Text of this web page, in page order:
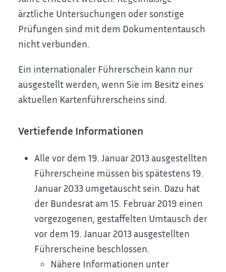
ärztliche Untersuchungen oder sonstige
Prüfungen sind mit dem Dokumententausch
nicht verbunden.
Ein internationaler Führerschein kann nur
ausgestellt werden, wenn Sie im Besitz eines
aktuellen Kartenführerscheins sind.
Vertiefende Informationen
Alle vor dem 19. Januar 2013 ausgestellten
Führerscheine müssen bis spätestens 19.
Januar 2033 umgetauscht sein. Dazu hat
der Bundesrat am 15. Februar 2019 einen
vorgezogenen, gestaffelten Umtausch der
vor dem 19. Januar 2013 ausgestellten
Führerscheine beschlossen.
Nähere Informationen unter